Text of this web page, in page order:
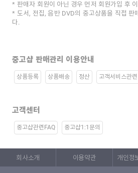
판매자 회원이 아닌 경우 먼저 회원가입 후
도서, 전집, 음반 DVD의 중고상품을 직접 판
다.
중고샵 판매관리 이용안내
상품등록 상품배송 정산 고객서비스관련
고객센터
중고샵관련FAQ 중고샵1:1문의
회사소개 이용약관 개인정